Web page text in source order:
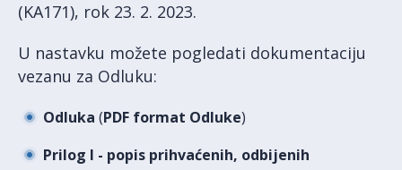
(KA171), rok 23. 2. 2023.
U nastavku možete pogledati dokumentaciju
vezanu za Odluku:
Odluka (PDF format Odluke)
Prilog I - popis prihvaćenih, odbijenih